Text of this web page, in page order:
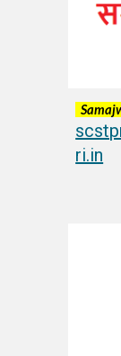
ri.in